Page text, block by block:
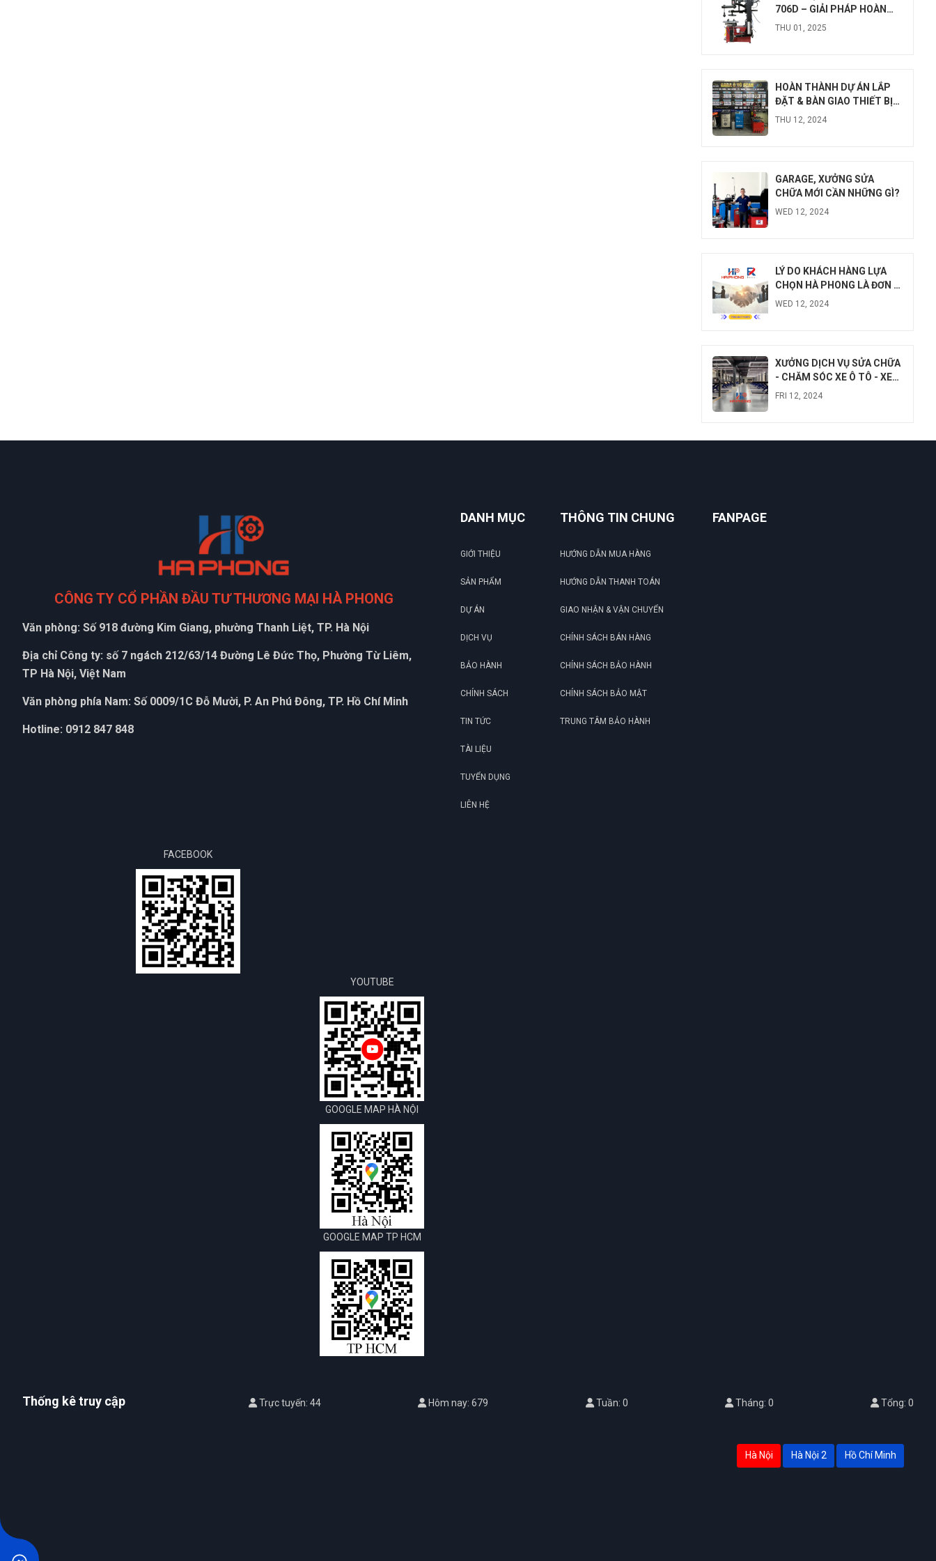
706D – GIẢI PHÁP HOÀN
HẢO TỪ HÀ PHONG
THU 01, 2025
HOÀN THÀNH DỰ ÁN LẮP
ĐẶT & BÀN GIAO THIẾT BỊ
TẠI GARA Ô TÔ SCAR, HẢI
THU 12, 2024
GARAGE, XƯỞNG SỬA
CHỮA MỚI CẦN NHỮNG GÌ?
WED 12, 2024
LÝ DO KHÁCH HÀNG LỰA
CHỌN HÀ PHONG LÀ ĐƠN VỊ
CUNG CẤP THIẾT BỊ
WED 12, 2024
XƯỞNG DỊCH VỤ SỬA CHỮA
- CHĂM SÓC XE Ô TÔ - XE
MÁY
FRI 12, 2024
CÔNG TY CỔ PHẦN ĐẦU TƯ THƯƠNG MẠI HÀ PHONG
Văn phòng: Số 918 đường Kim Giang, phường Thanh Liệt, TP. Hà Nội
Địa chỉ Công ty: số 7 ngách 212/63/14 Đường Lê Đức Thọ, Phường Từ Liêm,
TP Hà Nội, Việt Nam
Văn phòng phía Nam: Số 0009/1C Đỗ Mười, P. An Phú Đông, TP. Hồ Chí Minh
Hotline: 0912 847 848
DANH MỤC
GIỚI THIỆU
SẢN PHẨM
DỰ ÁN
DỊCH VỤ
BẢO HÀNH
CHÍNH SÁCH
TIN TỨC
TÀI LIỆU
TUYỂN DỤNG
LIÊN HỆ
THÔNG TIN CHUNG
HƯỚNG DẪN MUA HÀNG
HƯỚNG DẪN THANH TOÁN
GIAO NHẬN & VẬN CHUYỂN
CHÍNH SÁCH BÁN HÀNG
CHÍNH SÁCH BẢO HÀNH
CHÍNH SÁCH BẢO MẬT
TRUNG TÂM BẢO HÀNH
FANPAGE
FACEBOOK
YOUTUBE
GOOGLE MAP HÀ NỘI
GOOGLE MAP TP HCM
Thống kê truy cập Trực tuyến: 44 Hôm nay: 679 Tuần: 0 Tháng: 0 Tổng: 0
Hà Nội Hà Nội 2 Hồ Chí Minh